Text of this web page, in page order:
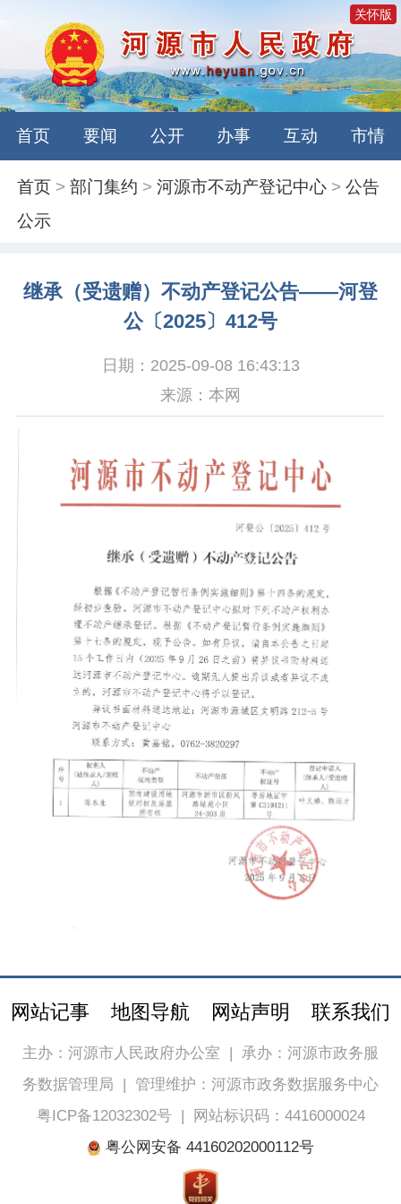
关怀版
首页 要闻 公开 办事 互动 市情
首页 >部门集约 >河源市不动产登记中心 >公告
公示
继承（受遗赠）不动产登记公告——河登
公〔2025〕412号
日期：2025-09-08 16:43:13
来源：本网
网站记事 地图导航 网站声明 联系我们
主办：河源市人民政府办公室 | 承办：河源市政务服
务数据管理局 | 管理维护：河源市政务数据服务中心
粤ICP备12032302号|
网站标识码：4416000024
粤公网安备 44160202000112号